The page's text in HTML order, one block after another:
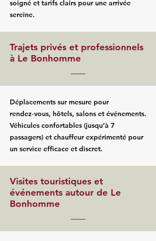
soigné et tarifs clairs pour une arrivée
sereine.
Trajets privés et professionnels
à Le Bonhomme
Déplacements sur mesure pour
rendez‑vous, hôtels, salons et événements.
Véhicules confortables (jusqu’à 7
passagers) et chauffeur expérimenté pour
un service efficace et discret.
Visites touristiques et
événements autour de Le
Bonhomme